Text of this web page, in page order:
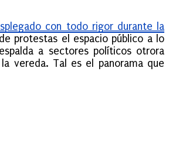
con todo rigor durante la
protestas el espacio público a lo
a sectores políticos otrora
vereda. Tal es el panorama que